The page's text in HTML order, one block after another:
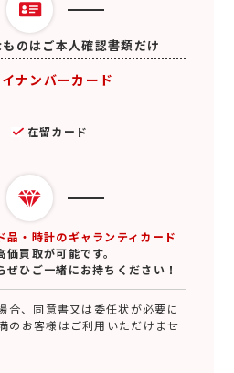
のはご本人確認書類だけ
ナンバーカード
在留カード
品・時計のギャランティカード
買取が可能です。
ひご一緒にお持ちください！
、同意書又は委任状が必要に
のお客様はご利用いただけませ